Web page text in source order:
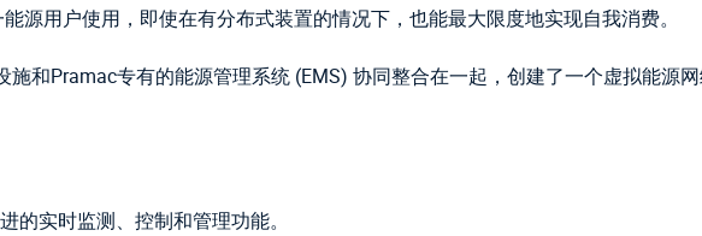
源用户使用，即使在有分布式装置的情况下，也能最大限度地实现自我消费。
和Pramac专有的能源管理系统 (EMS) 协同整合在一起，创建了一个虚拟能源
的实时监测、控制和管理功能。